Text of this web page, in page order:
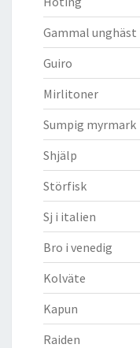
Gammal unghäst
Guiro
Mirlitoner
Sumpig myrmark
Shjälp
Störfisk
Sj i italien
Bro i venedig
Kolväte
Kapun
Raiden